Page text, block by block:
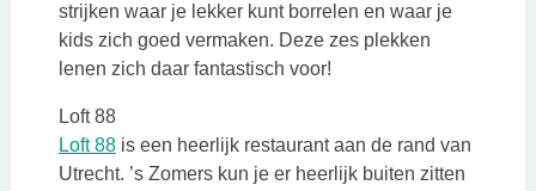
strijken waar je lekker kunt borrelen en waar je
kids zich goed vermaken. Deze zes plekken
lenen zich daar fantastisch voor!
Loft 88
Loft 88Deze link opent in een nieuwe tab
is een heerlijk restaurant aan de rand van
Utrecht. ’s Zomers kun je er heerlijk buiten zitten